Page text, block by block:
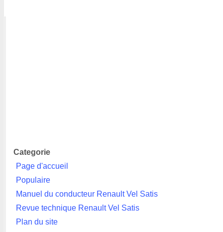
Categorie
Page d'accueil
Populaire
Manuel du conducteur Renault Vel Satis
Revue technique Renault Vel Satis
Plan du site